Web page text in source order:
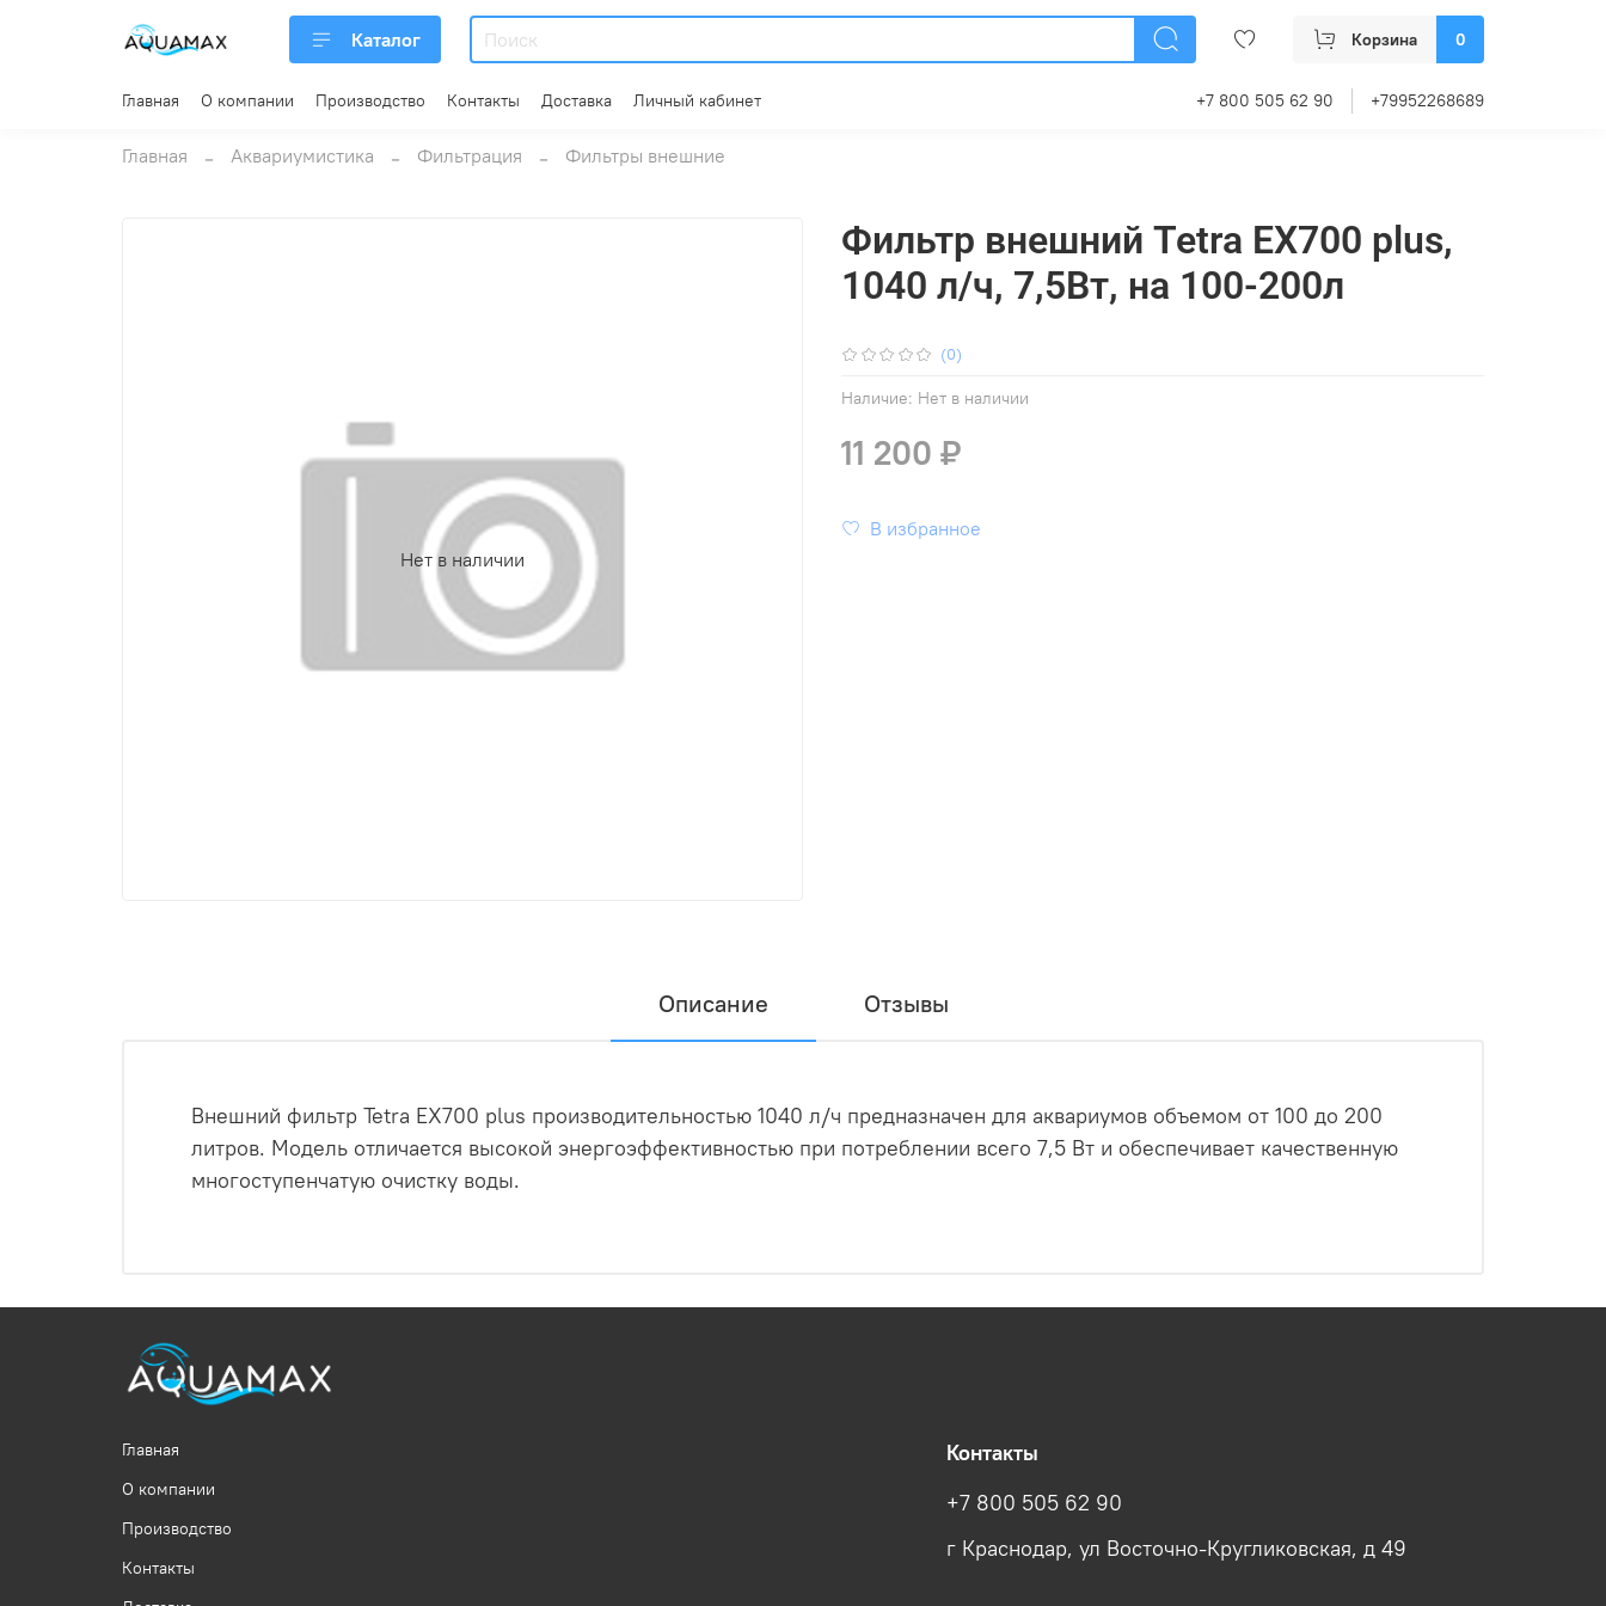
Каталог Корзина 0
Главная О компании Производство Контакты Доставка Личный кабинет +7 800 505 62 90 +79952268689
Главная Аквариумистика Фильтрация Фильтры внешние
Нет в наличии
(0)
Наличие: Нет в наличии
Фильтр внешний Tetra EX700 plus,
1040 л/ч, 7,5Вт, на 100-200л
11 200 ₽
В избранное
Описание Отзывы
Внешний фильтр Tetra EX700 plus производительностью 1040 л/ч предназначен для аквариумов объемом от 100 до 200
литров. Модель отличается высокой энергоэффективностью при потреблении всего 7,5 Вт и обеспечивает качественную
многоступенчатую очистку воды.
Главная
О компании
Производство
Контакты
Контакты
+7 800 505 62 90
г Краснодар, ул Восточно-Кругликовская, д 49